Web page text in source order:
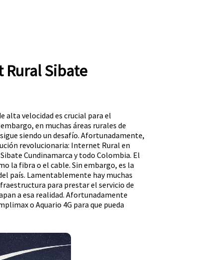
Sibate
alta velocidad es crucial para el
en muchas áreas rurales de
siendo un desafío. Afortunadamente,
revolucionaria: Internet Rural en
Cundinamarca y todo Colombia. El
la fibra o el cable. Sin embargo, es la
país. Lamentablemente hay muchas
para prestar el servicio de
a esa realidad. Afortunadamente
o Aquario 4G para que pueda